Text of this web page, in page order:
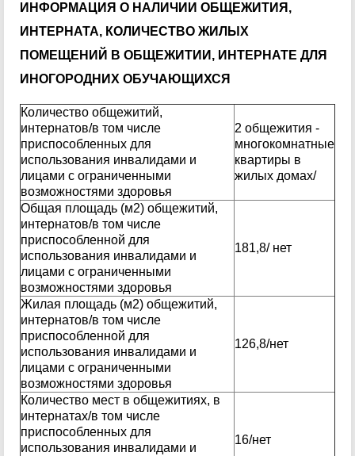
ИНФОРМАЦИЯ О НАЛИЧИИ ОБЩЕЖИТИЯ,
ИНТЕРНАТА, КОЛИЧЕСТВО ЖИЛЫХ
ПОМЕЩЕНИЙ В ОБЩЕЖИТИИ, ИНТЕРНАТЕ ДЛЯ
ИНОГОРОДНИХ ОБУЧАЮЩИХСЯ
Количество общежитий,
интернатов/в том числе
приспособленных для
использования инвалидами и
лицами с ограниченными
возможностями здоровья
2 общежития -
многокомнатные
квартиры в
жилых домах/
Общая площадь (м2) общежитий,
интернатов/в том числе
приспособленной для
использования инвалидами и
лицами с ограниченными
возможностями здоровья
181,8/ нет
Жилая площадь (м2) общежитий,
интернатов/в том числе
приспособленной для
использования инвалидами и
лицами с ограниченными
возможностями здоровья
126,8/нет
Количество мест в общежитиях, в
интернатах/в том числе
приспособленных для
использования инвалидами и
16/нет